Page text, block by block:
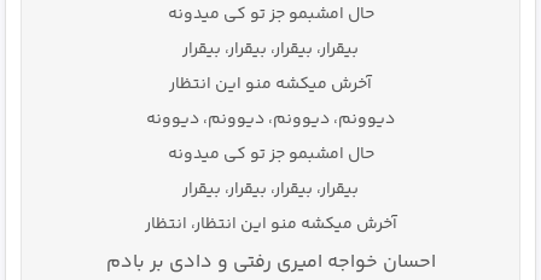
حال امشبمو جز تو کی میدونه
بیقرار، بیقرار، بیقرار، بیقرار
آخرش میکشه منو این انتظار
دیوونم، دیوونم، دیوونم، دیوونه
حال امشبمو جز تو کی میدونه
بیقرار، بیقرار، بیقرار، بیقرار
آخرش میکشه منو این انتظار، انتظار
احسان خواجه امیری رفتی و دادی بر بادم